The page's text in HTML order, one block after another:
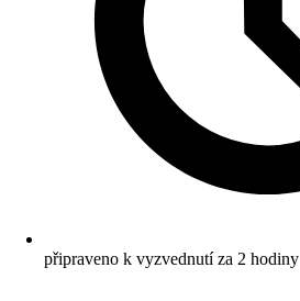
připraveno k vyzvednutí za 2 hodiny